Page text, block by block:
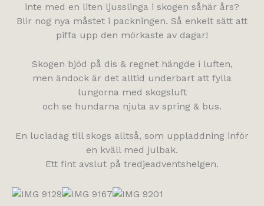
inte med en liten ljusslinga i skogen såhär års?
Blir nog nya måstet i packningen. Så enkelt sätt att
piffa upp den mörkaste av dagar!
Skogen bjöd på dis & regnet hängde i luften,
men ändock är det alltid underbart att fylla
lungorna med skogsluft
och se hundarna njuta av spring & bus.
En luciadag till skogs alltså, som uppladdning inför
en kväll med julbak.
Ett fint avslut på tredjeadventshelgen.